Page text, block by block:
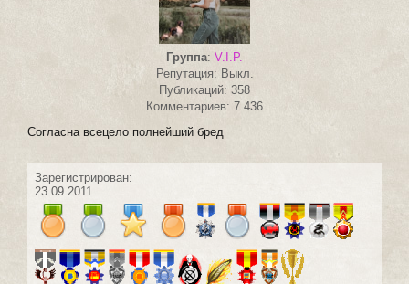
Группа: V.I.P.
Репутация: Выкл.
Публикаций: 358
Комментариев: 7 436
Согласна всецело полнейший бред
Зарегистрирован:
23.09.2011